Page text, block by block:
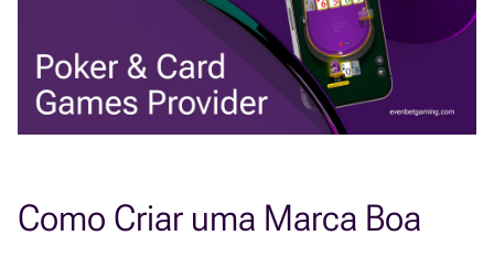
Como Criar uma Marca Boa